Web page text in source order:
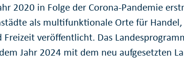
2020 in Folge der Corona-Pandemie
als multi­funktionale Orte für
veröffentlicht. Das
Jahr 2024 mit dem neu aufgesetzten